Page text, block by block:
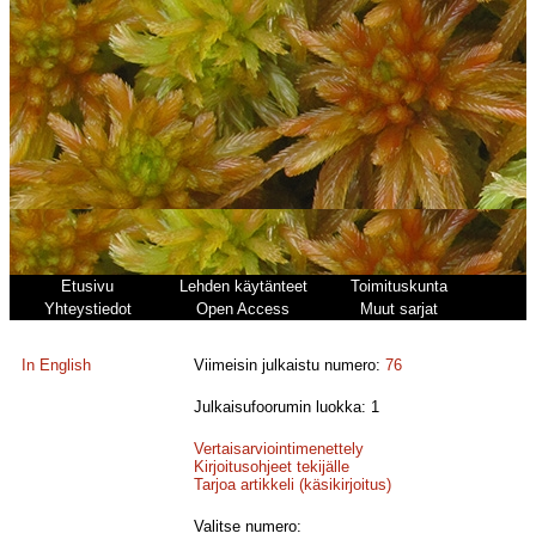
Etusivu Lehden käytänteet
Toimituskunta
Yhteystiedot
Open Access Muut sarjat
In English Viimeisin julkaistu numero:76
Julkaisufoorumin luokka: 1
Vertaisarviointimenettely
Kirjoitusohjeet tekijälle
Tarjoa artikkeli (käsikirjoitus)
Valitse numero: